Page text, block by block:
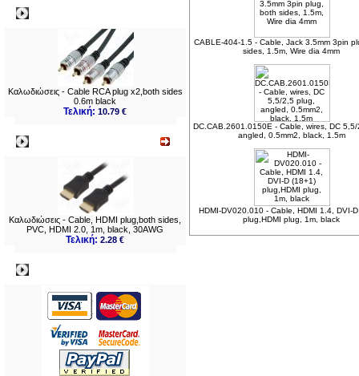
Καλωδιώσεις - Cable RCA plug x2,both sides
0.6m black
Τελική:10.79 €
Καλωδιώσεις - Cable, HDMI plug,both sides,
PVC, HDMI 2.0, 1m, black, 30AWG
Τελική:2.28 €
CABLE-404-1.5 - Cable, Jack 3.5mm 3pin
sides, 1.5m, Wire dia 4mm
DC.CAB.2601.0150E - Cable, wires, DC
angled, 0.5mm2, black, 1.5m
HDMI-DV020.010 - Cable, HDMI 1.4, DVI-
plug,HDMI plug, 1m, black